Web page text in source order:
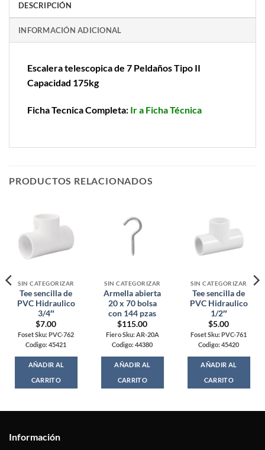
DESCRIPCIÓN
INFORMACIÓN ADICIONAL
Escalera telescopica de 7 Peldaños Tipo II
Capacidad 175kg
Ficha Tecnica Completa: Ir a Ficha Técnica
PRODUCTOS RELACIONADOS
SIN CATEGORIZAR
Tee sencilla de
PVC Hidraulico
3/4″
$7.00
Foset Sku: PVC-762
Codigo: 45421
AÑADIR AL
CARRITO
SIN CATEGORIZAR
Armella abierta
20 x 70 bolsa
con 144 pzas
$115.00
Fiero Sku: AR-20A
Codigo: 44380
AÑADIR AL
CARRITO
SIN CATEGORIZAR
Tee sencilla de
PVC Hidraulico
1/2″
$5.00
Foset Sku: PVC-761
Codigo: 45420
AÑADIR AL
CARRITO
Información